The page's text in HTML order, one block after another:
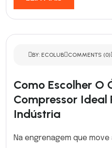
BY: ECOLUB COMMENTS (0)
Como Escolher O
Compressor Ideal
Indústria
Na engrenagem que